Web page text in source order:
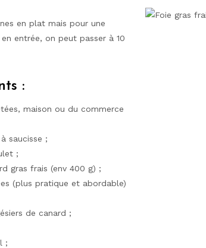
en plat mais pour une
entrée, on peut passer à 10
:
maison ou du commerce
saucisse ;
;
gras frais (env 400 g) ;
(plus pratique et abordable)
de canard ;
;